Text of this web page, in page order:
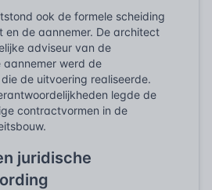
ook de formele scheiding
en de aannemer. De architect
adviseur van de
werd de
de uitvoering realiseerde.
legde de
contractvormen in de
juridische